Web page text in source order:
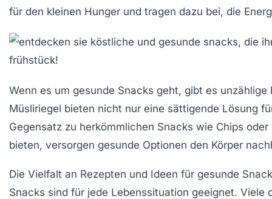
für den kleinen Hunger und tragen dazu bei, die
Wenn es um gesunde Snacks geht, gibt es
Müsliriegel bieten nicht nur eine sättigende Lösung
Gegensatz zu herkömmlichen Snacks wie Chips
bieten, versorgen gesunde Optionen den Körper
Die Vielfalt an Rezepten und Ideen für gesunde
Snacks sind für jede Lebenssituation geeignet.